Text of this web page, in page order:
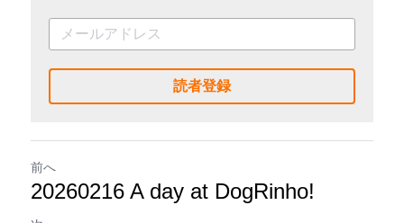
読者登録
前へ
20260216 A day at DogRinho!